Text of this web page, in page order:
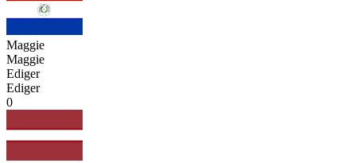
Maggie
Maggie
Ediger
Ediger
0